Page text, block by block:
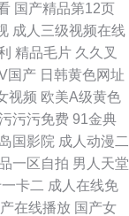
国产精品第12页
成人三级视频在线
精品毛片 久久叉
国产 日韩黄色网址
视频 欧美A级黄色
污污免费 91金典
国影院 成人动漫二
一区自拍 男人天堂
卡二 成人在线免
在线播放 国产女